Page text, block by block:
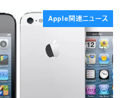
Apple関連ニュース